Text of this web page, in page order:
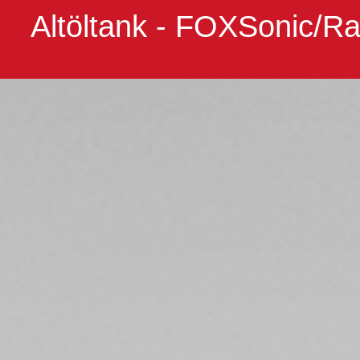
Altöltank - FOXSonic/